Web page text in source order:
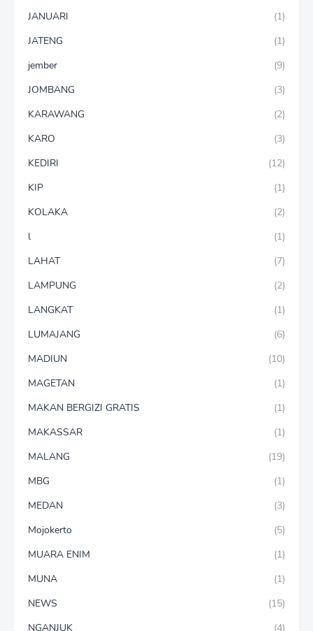
JANUARI
(1)
JATENG
(1)
jember
(9)
JOMBANG
(3)
KARAWANG
(2)
KARO
(3)
KEDIRI
(12)
KIP
(1)
KOLAKA
(2)
l
(1)
LAHAT
(7)
LAMPUNG
(2)
LANGKAT
(1)
LUMAJANG
(6)
MADIUN
(10)
MAGETAN
(1)
MAKAN BERGIZI GRATIS
(1)
MAKASSAR
(1)
MALANG
(19)
MBG
(1)
MEDAN
(3)
Mojokerto
(5)
MUARA ENIM
(1)
MUNA
(1)
NEWS
(15)
NGANJUK
(4)